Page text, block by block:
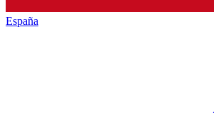
España